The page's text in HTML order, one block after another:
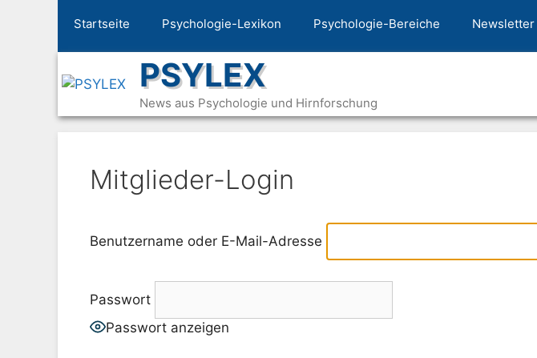
Startseite Psychologie-Lexikon Psychologie-Bereiche Newsletter
PSYLEX
News aus Psychologie und Hirnforschung
Mitglieder-Login
Benutzername oder E-Mail-Adresse
Passwort
Passwort anzeigen